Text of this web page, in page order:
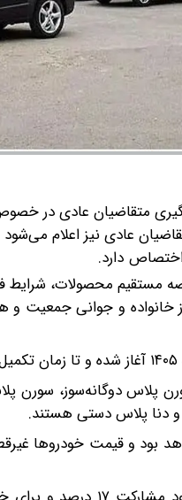
متقاضیان عادی در
عادی نیز اعلام
دارد.
مستقیم محصولات، شرایط
و جوانی جمعیت و
خودروها از مهرماه ۱۴۰۵ تا شهریورماه